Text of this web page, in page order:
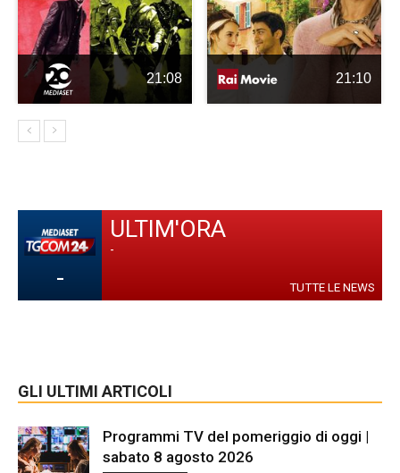
21:08 21:10
-
ULTIM'ORA
-
TUTTE LE NEWS
GLI ULTIMI ARTICOLI
Programmi TV del pomeriggio di oggi |
sabato 8 agosto 2026